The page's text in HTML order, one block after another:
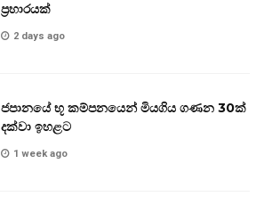
ප්‍රහාරයක්
2 days ago
ජපානයේ භූ කම්පනයෙන් මියගිය ගණන 30ක්
දක්වා ඉහළට
1 week ago